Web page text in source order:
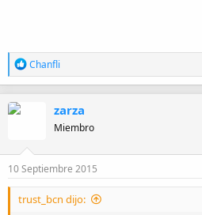
R
e
a
n
e
s
Chanfli
zarza
Miembro
10 Septiembre 2015
trust_bcn dijo: